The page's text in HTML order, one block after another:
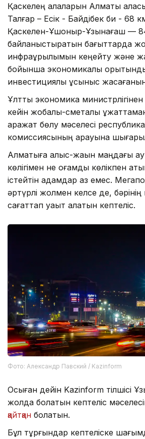
Қаскелең қалаларын Алматы
Талғар – Есік - Байдібек би - 68
Қаскелен-Ұшқоныр-Ұзынағаш —
байланыстыратын бағыттарда
инфрақұрылымын кеңейту және
бойынша экономикалық
инвестициялық ұсыныс
Ұлттық экономика министрлігінен
кейін жобалық-сметалық
қаражат бөлу мәселесі
комиссиясының қарауына
Алматыға алыс-жақын маңдағы
көлігімен не қоғамдық көлікпен
істейтін адамдар аз емес.
әртүрлі жолмен келсе де,
сағаттап уақыт алатын кептеліс.
Фото: Александр Павский / Kazinform
Осыған дейін Kazinform тілшісі
жолда болатын кептеліс
қайтқан болатын.
Бұл тұрғындар кептеліске